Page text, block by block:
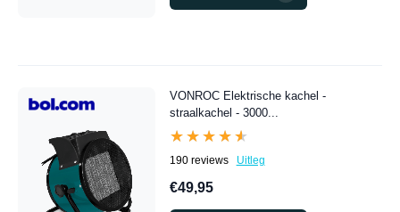
VONROC Elektrische kachel -
straalkachel - 3000...
★★★★★
★★★★★
190 reviews Uitleg
€49,95